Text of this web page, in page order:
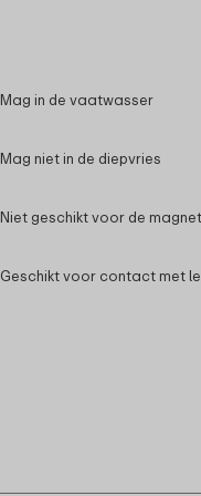
Mag in de vaatwasser
Mag niet in de diepvries
Niet geschikt voor de
Geschikt voor contact met